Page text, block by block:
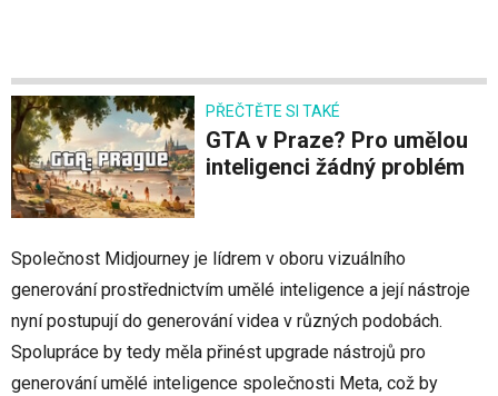
PŘEČTĚTE SI TAKÉ
GTA v Praze? Pro umělou
inteligenci žádný problém
Společnost Midjourney je lídrem v oboru vizuálního
generování prostřednictvím umělé inteligence a její nástroje
nyní postupují do generování videa v různých podobách.
Spolupráce by tedy měla přinést upgrade nástrojů pro
generování umělé inteligence společnosti Meta, což by